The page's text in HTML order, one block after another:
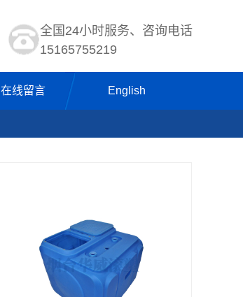
全国24小时服务、咨询电话
15165755219
在线留言 English